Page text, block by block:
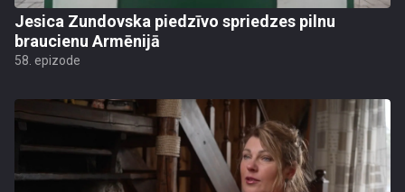
Jesica Zundovska piedzīvo spriedzes pilnu
braucienu Armēnijā
58. epizode